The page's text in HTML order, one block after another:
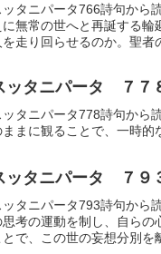
ッタニパータ766詩句から
に無常の世へと再誕する輪
を走り回らせるのか。聖者
ッタニパータ ７７
ッタニパータ778詩句から
ままに観ることで、一時的
ッタニパータ ７９
ッタニパータ793詩句から
思考の運動を制し、自らの
とで、この世の妄想分別を